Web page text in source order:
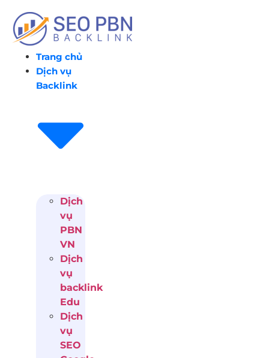
đến
nội
dung
Trang chủ
Dịch vụ
Backlink
Dịch
vụ
PBN
VN
Dịch
vụ
backlink
Edu
Dịch
vụ
SEO